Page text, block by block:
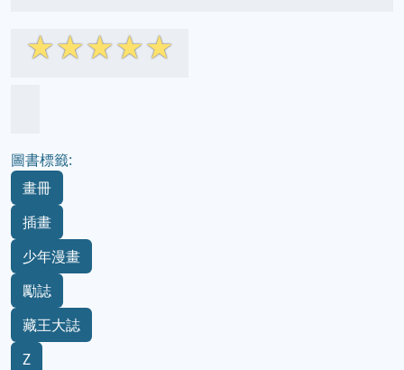
☆☆☆☆☆
圖書標籤:
畫冊
插畫
少年漫畫
勵誌
藏王大誌
Z